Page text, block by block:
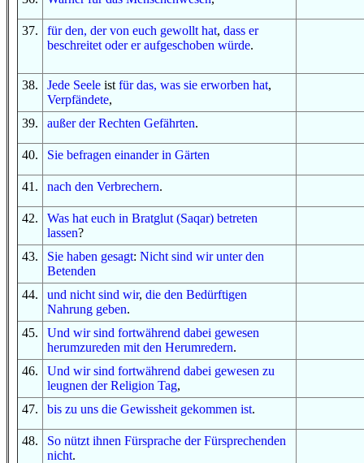
37. für den, der von euch gewollt hat, dass er
beschreitet oder er aufgeschoben würde.
38. Jede Seele ist für das, was sie erworben hat,
Verpfändete,
39. außer der Rechten Gefährten.
40. Sie befragen einander in Gärten
41 . nach den Verbrechern.
42. Was hat euch in Bratglut (Saqar) betreten
lassen?
43. Sie haben gesagt: Nicht sind wir unterden
Betenden
44. und nicht sind wir, die den Bedürftigen
Nahrung geben.
45. Und wir sind fortwährend dabei gewesen
herumzureden mit den Herumredern.
46. Und wir sind fortwährend dabei gewesen zu
leugnen der Religion Tag,
47. bis zu uns die Gewissheit gekommen ist.
48. So nützt ihnen Fürsprache der Fürsprechenden
nicht.